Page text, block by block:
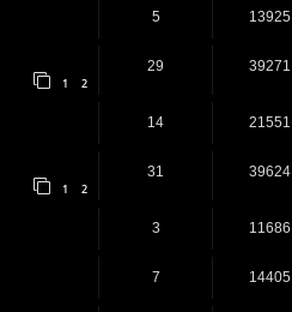
5 13925
1 2
29 39271
14 21551
1 2
31 39624
3 11686
7 14405